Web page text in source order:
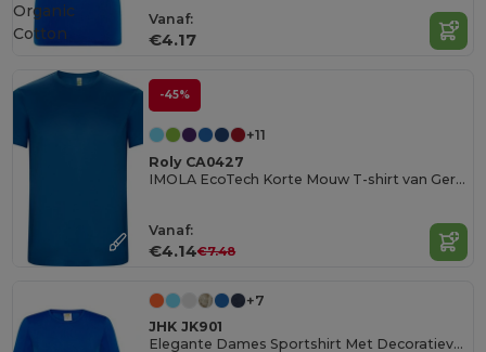
Vanaf:
€4.17
Organic
Cotton
-45%
+11
Roly CA0427
IMOLA EcoTech Korte Mouw T-shirt van Gerecycled Polyester
Vanaf:
€4.14€7.48
+7
JHK JK901
Elegante Dames Sportshirt Met Decoratieve Naden